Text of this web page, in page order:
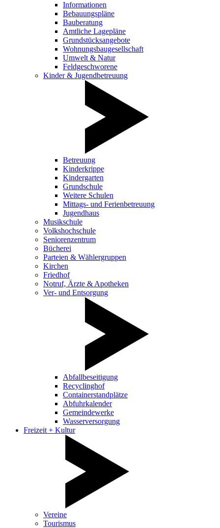
Informationen
Bebauungspläne
Bauberatung
Amtliche Lagepläne
Grundstücksangebote
Wohnungsbaugesellschaft
Umwelt & Natur
Feldgeschworene
Kinder & Jugendbetreuung
Betreuung
Kinderkrippe
Kindergarten
Grundschule
Weitere Schulen
Mittags- und Ferienbetreuung
Jugendhaus
Musikschule
Volkshochschule
Seniorenzentrum
Bücherei
Parteien & Wählergruppen
Kirchen
Friedhof
Notruf, Ärzte & Apotheken
Ver- und Entsorgung
Abfallbeseitigung
Recyclinghof
Containerstandplätze
Abfuhrkalender
Gemeindewerke
Wasserversorgung
Freizeit + Kultur
Vereine
Tourismus